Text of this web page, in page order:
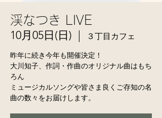
渓なつき LIVE
10月05日(日) ３丁目カフェ
昨年に続き今年も開催決定！
大川知子、作詞・作曲のオリジナル曲はもち
ろん
ミュージカルソングや皆さま良くご存知の名
曲の数々をお届けします。